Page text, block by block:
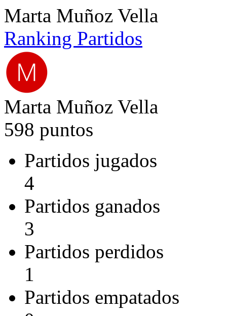
Marta Muñoz Vella
Ranking Partidos
Marta Muñoz Vella
598 puntos
Partidos jugados
4
Partidos ganados
3
Partidos perdidos
1
Partidos empatados